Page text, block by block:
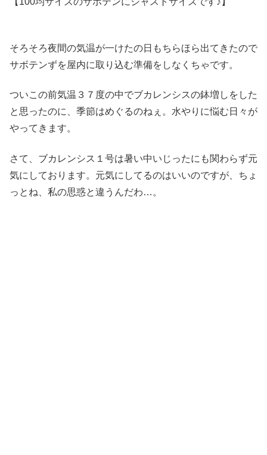
そろそろ夜間の気温が一けたの日もちらほら出てきたので
サボテンずを屋内に取り込む準備をしなくちゃです。
ついこの前気温３７度の中でブカレンシスの鉢増しをした
と思ったのに、季節はめぐるのねぇ。水やりに悩む日々が
やってきます。
さて、ブカレンシス１号は暑い中いじったにも関わらず元
気にしております。元気にしてるのはいいのですが、ちょ
っとね、私の思惑と違うんだわ…。